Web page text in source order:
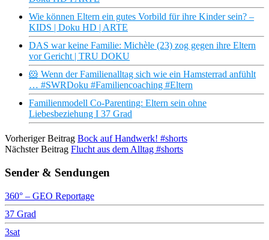
Wie können Eltern ein gutes Vorbild für ihre Kinder sein? –
KIDS | Doku HD | ARTE
DAS war keine Familie: Michèle (23) zog gegen ihre Eltern
vor Gericht | TRU DOKU
🐹 Wenn der Familienalltag sich wie ein Hamsterrad anfühlt
… #SWRDoku #Familiencoaching #Eltern
Familienmodell Co-Parenting: Eltern sein ohne
Liebesbeziehung I 37 Grad
Vorheriger Beitrag Bock auf Handwerk! #shorts
Nächster Beitrag Flucht aus dem Alltag #shorts
Sender & Sendungen
360° – GEO Reportage
37 Grad
3sat